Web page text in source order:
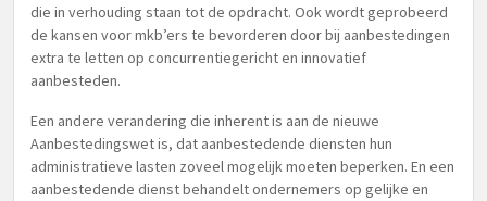
die in verhouding staan tot de opdracht. Ook wordt geprobeerd
de kansen voor mkb’ers te bevorderen door bij aanbestedingen
extra te letten op concurrentiegericht en innovatief
aanbesteden.
Een andere verandering die inherent is aan de nieuwe
Aanbestedingswet is, dat aanbestedende diensten hun
administratieve lasten zoveel mogelijk moeten beperken. En een
aanbestedende dienst behandelt ondernemers op gelijke en